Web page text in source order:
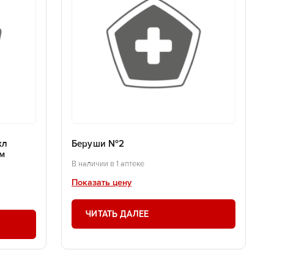
Беруши №2
В наличии в 1 аптеке
Показать цену
ЧИТАТЬ ДАЛЕЕ